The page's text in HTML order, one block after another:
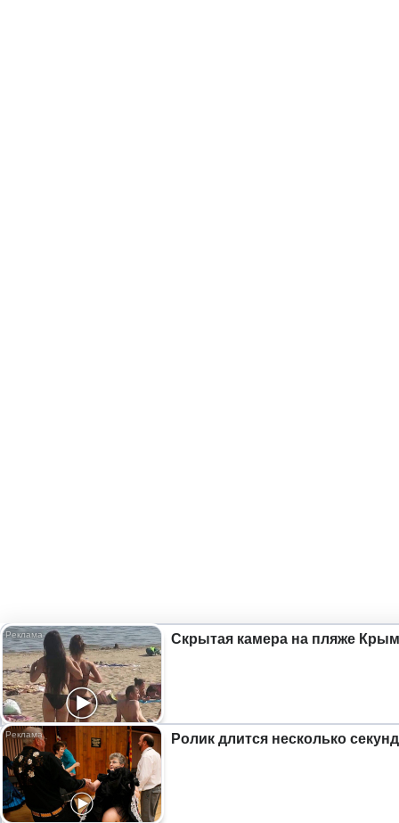
Скрытая камера на пляже
Ролик длится несколько